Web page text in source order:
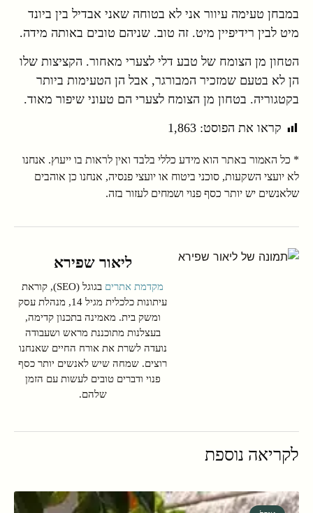
במבחן טעימה עיוור אני לא בטוחה שאני אבדיל בין ביונד
מיט לבין רידיפיין מיט. זה טוב. שניהם טובים באותה מידה.
הטחון מן הצומח של טבע דלי לצערי מאחור. הקציצות שלו
הן לא בטעם שמזכיר המבורגר, אבל הן הטעימות ביותר
בקטגוריה. בטחון מן הצומח לצערי הם טעוני שיפור מאוד.
קראו את הפוסט: 1,863
* כל האמור באתר הוא מידע כללי בלבד ואין לראות בו ייעוץ. אנחנו
לא יועצי השקעות, סוכני ביטוח או יועצי פנסיה, אנחנו כן אוהבים
שלאנשים יש יותר כסף פנוי ושמחים לעזור בזה.
ליאור שפירא
מקדמת אתרים
בגוגל (SEO), קוראת
עיתונות כלכלית מגיל 14, מנהלת עסק
ומשק בית. מאמינה בתכנון קדימה,
בעצלנות מתוכננת מראש ושעבודה
נועדה לשרת את אורח החיים שאנחנו
רוצים. שמחה שיש לאנשים יותר כסף
פנוי ודברים טובים לעשות עם הזמן
שלהם.
לקריאה נוספת